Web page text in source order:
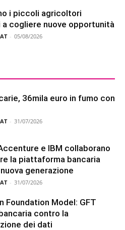
i piccoli agricoltori
a cogliere nuove opportunità
- 05/08/2026
36mila euro in fumo con
- 31/07/2026
e IBM collaborano
la piattaforma bancaria
generazione
- 31/07/2026
Foundation Model: GFT
contro la
dei dati